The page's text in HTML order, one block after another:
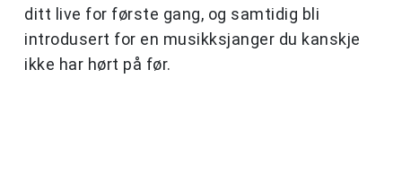
ditt live for første gang, og samtidig bli
introdusert for en musikksjanger du kanskje
ikke har hørt på før.